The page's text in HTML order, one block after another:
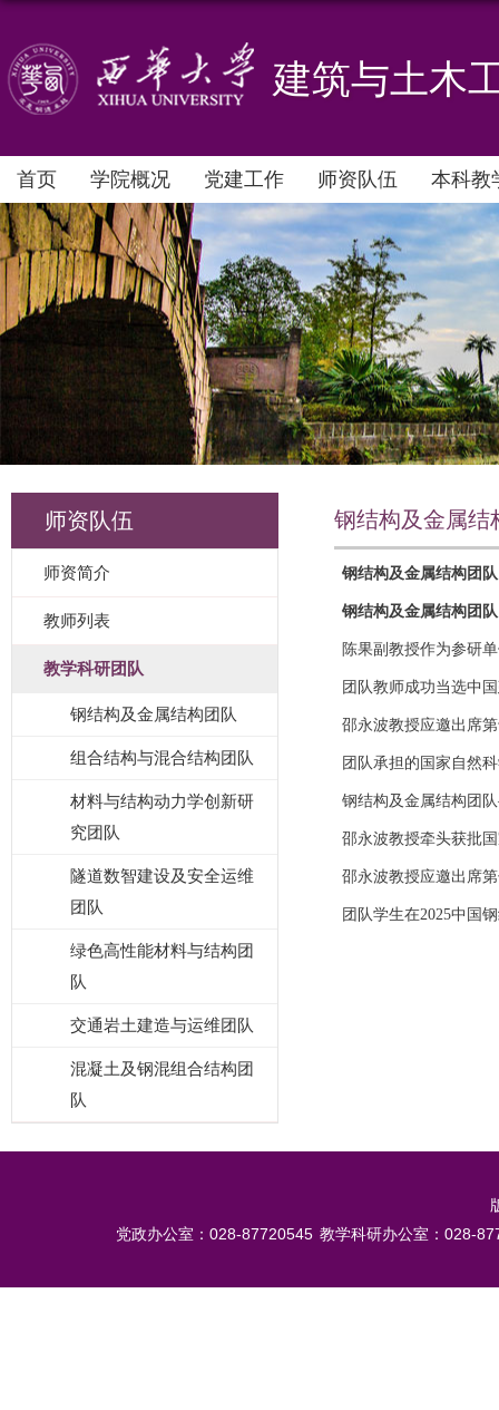
建筑与土木
首页 学院概况 党建工作 师资队伍 本科教
师资队伍
师资简介
教师列表
教学科研团队
钢结构及金属结构团队
组合结构与混合结构团队
材料与结构动力学创新研
究团队
隧道数智建设及安全运维
团队
绿色高性能材料与结构团
队
交通岩土建造与运维团队
混凝土及钢混组合结构团
队
钢结构及金属结
钢结构及金属结构团
钢结构及金属结构团
陈果副教授作为参研
团队教师成功当选中
邵永波教授应邀出席
团队承担的国家自然
钢结构及金属结构团
邵永波教授牵头获批
邵永波教授应邀出席
团队学生在2025中国
党政办公室：028-87720545 教学科研办公室：028-